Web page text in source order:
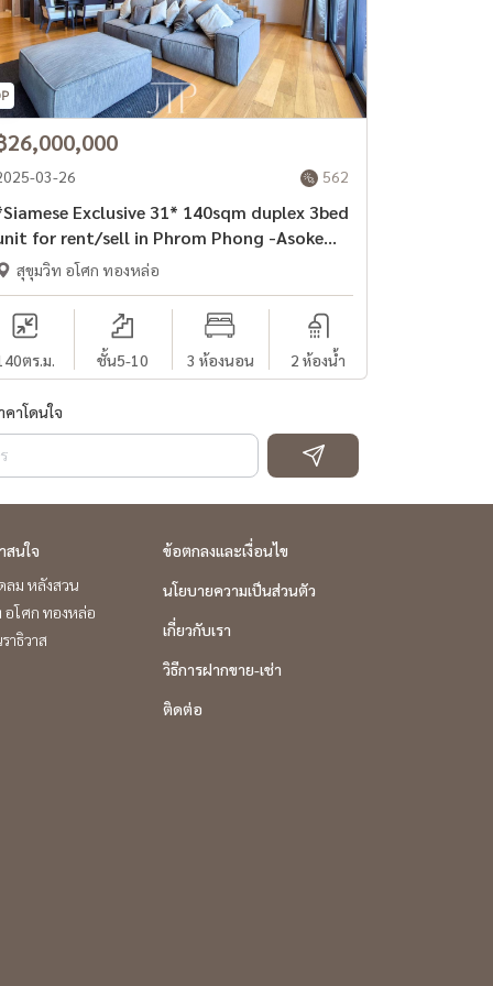
26,000,000
03-26 562
Exclusive 31* 140sqm duplex 3bed
for rent/sell in Phrom Phong -Asoke
*Large balcony and private lift*
สุขุมวิท อโศก ทองหล่อ
ตร.ม. ชั้น5-10 3 ห้องนอน 2 ห้องน้ำ
าโดนใจ
สนใจ
ลม หลังสวน
อโศก ทองหล่อ
าธิวาส
ข้อตกลงและเงื่อนไข
นโยบายความเป็นส่วนตัว
เกี่ยวกับเรา
วิธีการฝากขาย-เช่า
ติดต่อ